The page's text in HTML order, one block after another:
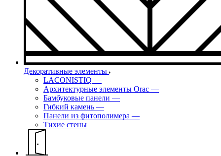
Декоративные элементы
LACONISTIQ —
Архитектурные элементы Orac —
Бамбуковые панели —
Гибкий камень —
Панели из фитополимера —
Тихие стены